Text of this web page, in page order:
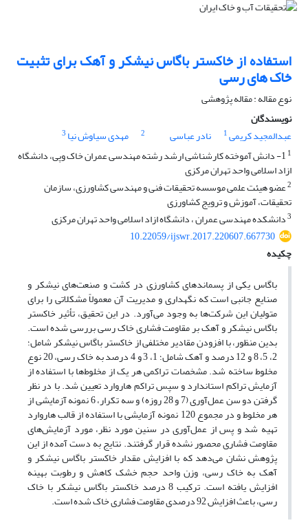
استفاده از خاکستر باگاس نیشکر و آهک برای تثبیت
خاک های رسی
نوع مقاله : مقاله پژوهشی
نویسندگان
عبدالمجید کریمی1 نادر عباسی 2 مهدی سیاوش نیا 3
1 1- دانش آموخته کارشناشی ارشد رشته مهندسی عمران خاک وپی، دانشگاه
ازاد اسلامی واحد تهران مرکزی
2عضو هیئت علمی موسسه تحقیقات فنی و مهندسی کشاورزی، سازمان
تحقیقات، آموزش و ترویج کشاورزی
3دانشکده مهندسی عمران ، دانشگاه ازاد اسلامی واحد تهران مرکزی
10.22059/ijswr.2017.220607.667730
چکیده
باگاس یکی از پسماندهای کشاورزی در کشت و صنعت‌های نیشکر و
صنایع جانبی است که نگهداری و مدیریت آن معمولاً مشکلاتی را برای
متولیان این شرکت‌ها به وجود می‌آورد. در این تحقیق، تأثیر خاکستر
باگاس نیشکر و آهک بر مقاومت فشاری خاک رسی بررسی شده است.
بدین منظور، با افزودن مقادیر مختلفی از خاکستر باگاس نیشکر شامل؛
2، 5، 8 و 12 درصد و آهک شامل؛ 1، 3 و 4 درصد به خاک رسی، 20 نوع
مخلوط ساخته شد. مشخصات تراکمی هر یک از مخلوط‌ها با استفاده از
آزمایش تراکم استاندارد و سپس تراکم هاروارد تعیین شد. با در نظر
گرفتن دو سن عمل‌آوری (7 و 28 روزه) و سه تکرار، 6 نمونه آزمایشی از
هر مخلوط و در مجموع 120 نمونه آزمایشی با استفاده از قالب هاروارد
تهیه شد و پس از عمل‌آوری در سنین مورد نظر، مورد آزمایش‌های
مقاومت فشاری محصور نشده قرار گرفتند. نتایج به دست آمده از این
پژوهش نشان می‌دهد که با افزایش مقدار خاکستر باگاس نیشکر و
آهک به خاک رسی، وزن واحد حجم خشک کاهش و رطوبت بهینه
افزایش یافته است. ترکیب 8 درصد خاکستر باگاس نیشکر با خاک
رسی، باعث افزایش 92 درصدی مقاومت فشاری خاک شده است.